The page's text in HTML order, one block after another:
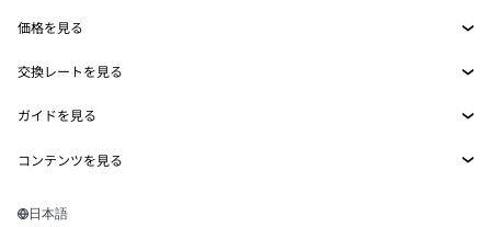
MetaMask Connect
Snaps
Web3サービス
セキュリティ
サポート
キャリア
価格を見る
イーサリアムの価格
Solanaの価格
Tetherの価格
交換レートを見る
ETH→USD
USDT→INR
BTC→INR
ガイドを見る
ETHの購入
コンテンツを見る
Solanaウォレット
日本語